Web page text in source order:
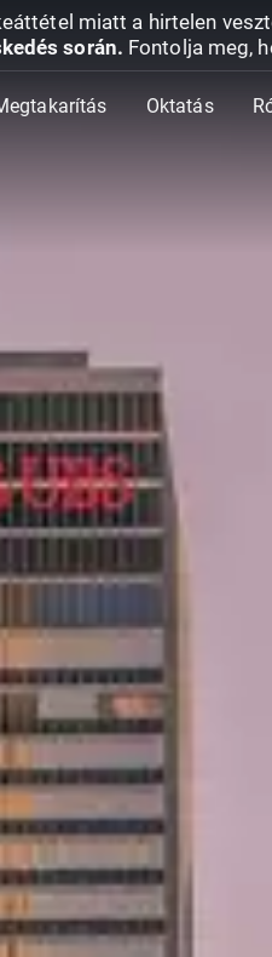
miatt a hirtelen
során. Fontolja meg,
Oktatás